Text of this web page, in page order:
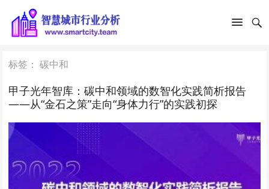
标签：碳中和
甲子光年智库：碳中和领域的数智化实践简析报告
——从“金石之策”走向“身体力行”的实践初探